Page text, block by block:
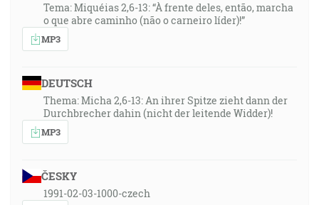
Tema: Miquéias 2,6-13: “À frente deles, então, marcha
o que abre caminho (não o carneiro líder)!”
MP3
DEUTSCH
Thema: Micha 2,6-13: An ihrer Spitze zieht dann der
Durchbrecher dahin (nicht der leitende Widder)!
MP3
ČESKY
1991-02-03-1000-czech